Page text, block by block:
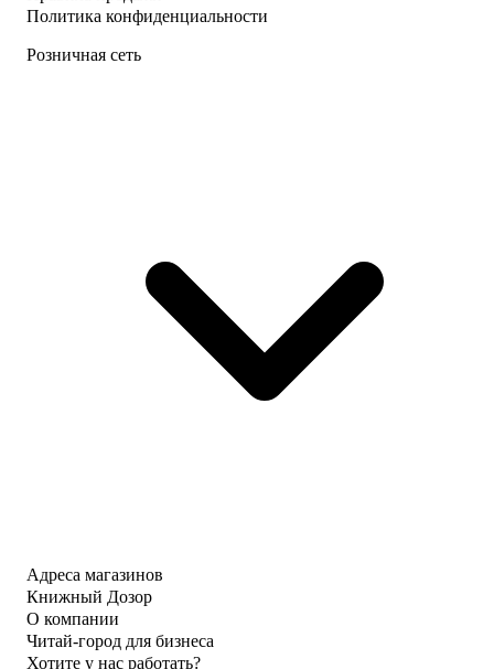
Политика конфиденциальности
Розничная сеть
Адреса магазинов
Книжный Дозор
О компании
Читай-город для бизнеса
Хотите у нас работать?